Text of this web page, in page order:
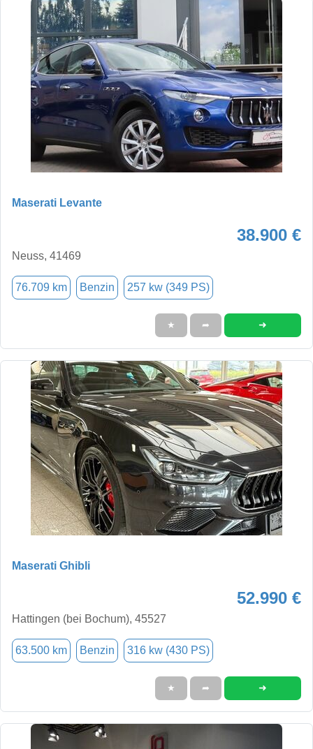
Maserati Levante
38.900 €
Neuss, 41469
76.709 km Benzin 257 kw (349 PS)
★ ➦ ➜
Maserati Ghibli
52.990 €
Hattingen (bei Bochum), 45527
63.500 km Benzin 316 kw (430 PS)
★ ➦ ➜